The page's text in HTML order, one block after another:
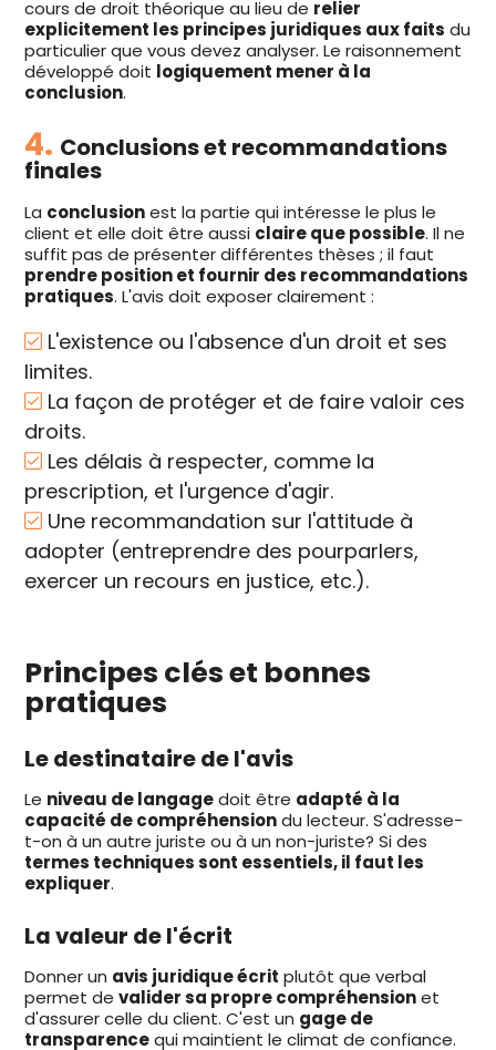
cours de droit théorique au lieu de relier
explicitement les principes juridiques aux faits du
particulier que vous devez analyser. Le raisonnement
développé doit logiquement mener à la
conclusion.
4. Conclusions et recommandations
finales
La conclusionest la partie qui intéresse le plus le
client et elle doit être aussi claire que possible. Il ne
suffit pas de présenter différentes thèses ; il faut
prendre position et fournir des recommandations
pratiques. L'avis doit exposer clairement :
L'existence ou l'absence d'un droit et ses
limites.
La façon de protéger et de faire valoir ces
droits.
Les délais à respecter, comme la
prescription, et l'urgence d'agir.
Une recommandation sur l'attitude à
adopter (entreprendre des pourparlers,
exercer un recours en justice, etc.).
Principes clés et bonnes
pratiques
Le destinataire de l'avis
Le niveau de langagedoit être adapté à la
capacité de compréhensiondu lecteur. S'adresse-
t-on à un autre juriste ou à un non-juriste? Si des
termes techniques sont essentiels, il faut les
expliquer.
La valeur de l'écrit
Donner un avis juridique écrit plutôt que verbal
permet devalider sa propre compréhensionet
d'assurer celle du client. C'est un gage de
transparencequi maintient le climat de confiance.